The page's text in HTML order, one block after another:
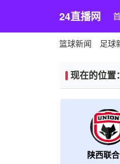
24直播网
篮球新闻 足球
现在的位置